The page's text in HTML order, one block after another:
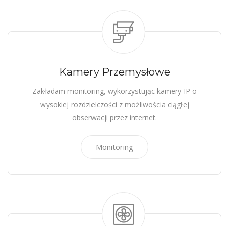
Kamery Przemysłowe
Zakładam monitoring, wykorzystując kamery IP o
wysokiej rozdzielczości z możliwościa ciągłej
obserwacji przez internet.
Monitoring